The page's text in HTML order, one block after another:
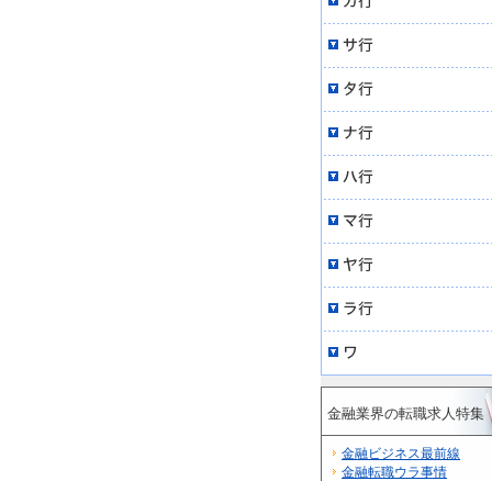
金融業界の転職求人特集
金融ビジネス最前線
金融転職ウラ事情